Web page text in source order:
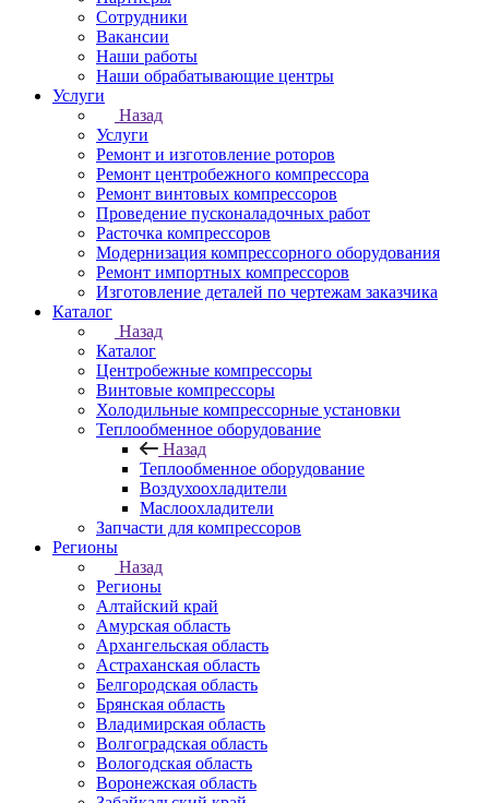
Сотрудники
Вакансии
Наши работы
Наши обрабатывающие центры
Услуги
Назад
Услуги
Ремонт и изготовление роторов
Ремонт центробежного компрессора
Ремонт винтовых компрессоров
Проведение пусконаладочных работ
Расточка компрессоров
Модернизация компрессорного оборудования
Ремонт импортных компрессоров
Изготовление деталей по чертежам заказчика
Каталог
Назад
Каталог
Центробежные компрессоры
Винтовые компрессоры
Холодильные компрессорные установки
Теплообменное оборудование
Назад
Теплообменное оборудование
Воздухоохладители
Маслоохладители
Запчасти для компрессоров
Регионы
Назад
Регионы
Алтайский край
Амурская область
Архангельская область
Астраханская область
Белгородская область
Брянская область
Владимирская область
Волгоградская область
Вологодская область
Воронежская область